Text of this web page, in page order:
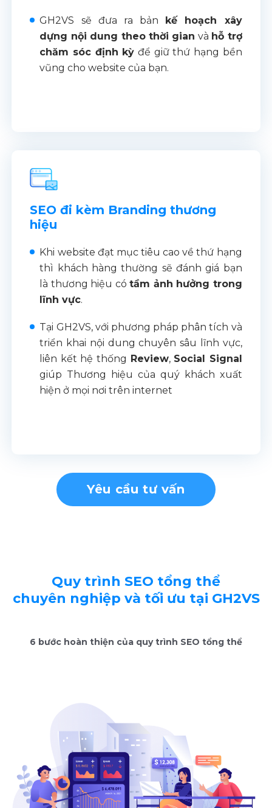
GH2VS sẽ đưa ra bản
kế hoạch xây
dựng nội dung theo thời gian và hỗ trợ
chăm sóc định kỳ để giữ thứ hạng bền
vũng cho website của bạn.
SEO đi kèm Branding thương
hiệu
Khi website đạt mục tiêu cao về thứ hạng
thì khách hàng thường sẽ đánh giá bạn
là thương hiệu cótầm ảnh hưởng trong
lĩnh vực.
Tại GH2VS, với phương pháp phân tích và
triển khai nội dung chuyên sâu lĩnh vực,
liên kết hệ thống Review, Social Signal
giúp Thương hiệu của quý khách xuất
hiện ở mọi nơi trên internet
Yêu cầu tư vấn
Quy trình SEO tổng thể
chuyên nghiệp và tối ưu tại GH2VS
6 bước hoàn thiện của quy trình SEO tổng thể